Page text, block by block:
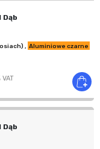
osiach) , Aluminiowe czarne
VAT